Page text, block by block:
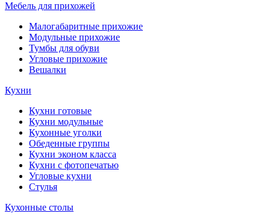
Мебель для прихожей
Малогабаритные прихожие
Модульные прихожие
Тумбы для обуви
Угловые прихожие
Вешалки
Кухни
Кухни готовые
Кухни модульные
Кухонные уголки
Обеденные группы
Кухни эконом класса
Кухни с фотопечатью
Угловые кухни
Стулья
Кухонные столы